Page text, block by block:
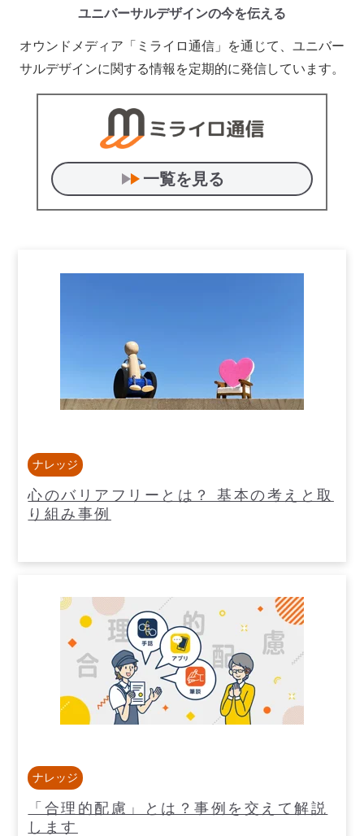
ユニバーサルデザインの今を伝える
オウンドメディア「ミライロ通信」を通じて、ユニバー
サルデザインに関する情報を定期的に発信しています。
一覧を見る
ナレッジ
心のバリアフリーとは？ 基本の考えと取
り組み事例
ナレッジ
「合理的配慮」とは？事例を交えて解説
します